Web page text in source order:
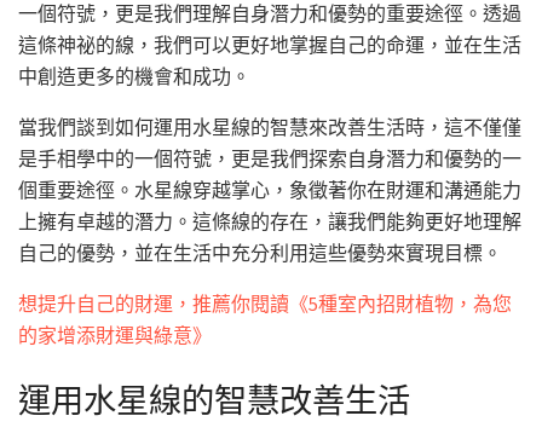
一個符號，更是我們理解自身潛力和優勢的重要途徑。透過
這條神祕的線，我們可以更好地掌握自己的命運，並在生活
中創造更多的機會和成功。
當我們談到如何運用水星線的智慧來改善生活時，這不僅僅
是手相學中的一個符號，更是我們探索自身潛力和優勢的一
個重要途徑。水星線穿越掌心，象徵著你在財運和溝通能力
上擁有卓越的潛力。這條線的存在，讓我們能夠更好地理解
自己的優勢，並在生活中充分利用這些優勢來實現目標。
想提升自己的財運，推薦你閱讀《5種室內招財植物，為您
的家增添財運與綠意》
運用水星線的智慧改善生活